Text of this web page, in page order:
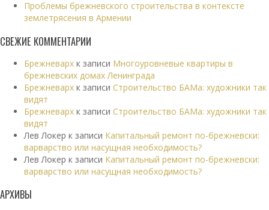
Проблемы брежневского строительства в контексте
землетрясения в Армении
СВЕЖИЕ КОММЕНТАРИИ
Брежневарх к записи Многоуровневые квартиры в
брежневских домах Ленинграда
Брежневарх к записи Строительство БАМа: художники так
видят
Брежневарх к записи Строительство БАМа: художники так
видят
Лев Локер к записи Капитальный ремонт по-брежневски:
варварство или насущная необходимость?
Лев Локер к записи Капитальный ремонт по-брежневски:
варварство или насущная необходимость?
АРХИВЫ